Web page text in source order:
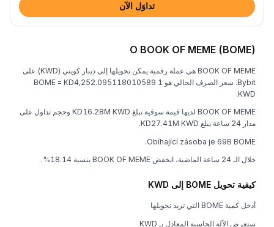
تداوَل الآن
O BOOK OF MEME (BOME)
BOOK OF MEME هي عملة رقمية يمكن تحويلها إلى دينار كويتي (KWD) على
Bybit. سعر الصرف الحالي هو 1 BOME = KD4,252.095118010589
KWD.
BOOK OF MEME لديها قيمة سوقية تبلغ KD16.28M KWD وحجم تداول على
مدار 24 ساعة يبلغ KD27.41M KWD.
Obíhající zásoba je 69B BOME.
خلال الـ 24 ساعة الماضية، انخفض BOOK OF MEME بنسبة 18.14%.
كيفية تحويل BOME إلى KWD
أدخل كمية BOME التي تريد تحويلها
ستعرض الآلة الحاسبة المعادل بـ KWD